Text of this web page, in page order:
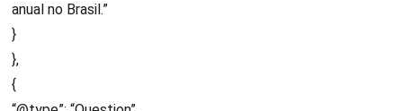
anual no Brasil.”
}
},
{